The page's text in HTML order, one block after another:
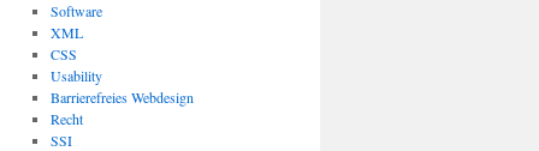
Software
XML
CSS
Usability
Barrierefreies Webdesign
Recht
SSI